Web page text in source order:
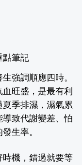
筆記
強調順應四時。
旺盛，是最有利
季排濕，濕氣累
致代謝變差、怕
生率。
機，錯過就要等